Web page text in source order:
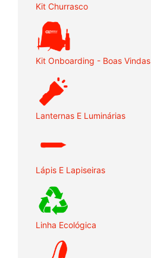
Kit Churrasco
Kit Onboarding - Boas Vindas
Lanternas E Luminárias
Lápis E Lapiseiras
Linha Ecológica